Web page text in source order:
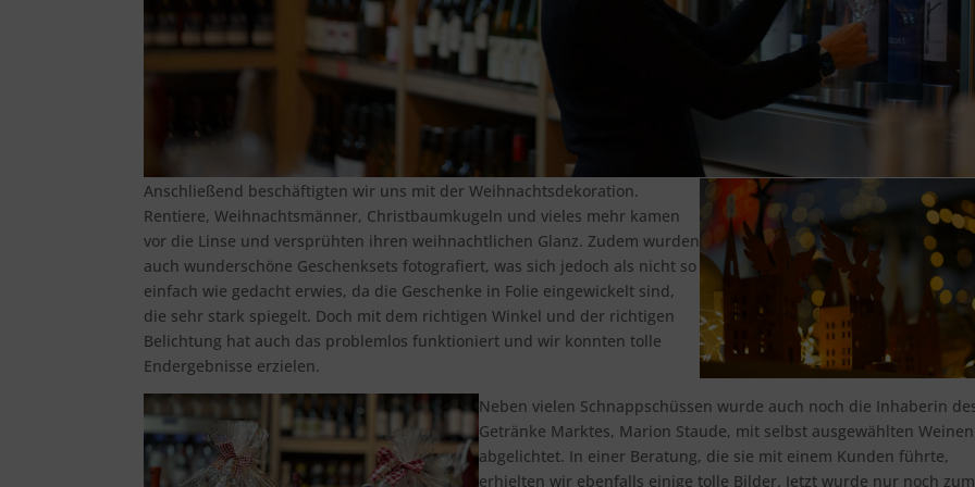
Anschließend beschäftigten wir uns mit der Weihnachtsdekoration.
Rentiere, Weihnachtsmänner, Christbaumkugeln und vieles mehr kamen
vor die Linse und versprühten ihren weihnachtlichen Glanz. Zudem wurden
auch wunderschöne Geschenksets fotografiert, was sich jedoch als nicht so
einfach wie gedacht erwies, da die Geschenke in Folie eingewickelt sind,
die sehr stark spiegelt. Doch mit dem richtigen Winkel und der richtigen
Belichtung hat auch das problemlos funktioniert und wir konnten tolle
Endergebnisse erzielen.
Neben vielen Schnappschüssen wurde auch noch die Inhaberin
Getränke Marktes, Marion Staude, mit selbst ausgewählten Weinen
abgelichtet. In einer Beratung, die sie mit einem Kunden führte,
erhielten wir ebenfalls einige tolle Bilder. Jetzt wurde nur noch zum